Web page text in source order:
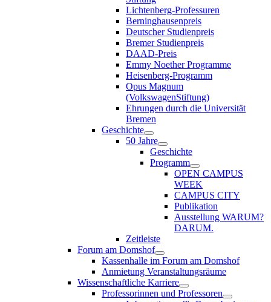
Lichtenberg-Professuren
Berninghausenpreis
Deutscher Studienpreis
Bremer Studienpreis
DAAD-Preis
Emmy Noether Programme
Heisenberg-Programm
Opus Magnum
(VolkswagenStiftung)
Ehrungen durch die Universität
Bremen
Geschichte
50 Jahre
Geschichte
Programm
OPEN CAMPUS
WEEK
CAMPUS CITY
Publikation
Ausstellung WARUM?
DARUM.
Zeitleiste
Forum am Domshof
Kassenhalle im Forum am Domshof
Anmietung Veranstaltungsräume
Wissenschaftliche Karriere
Professorinnen und Professoren